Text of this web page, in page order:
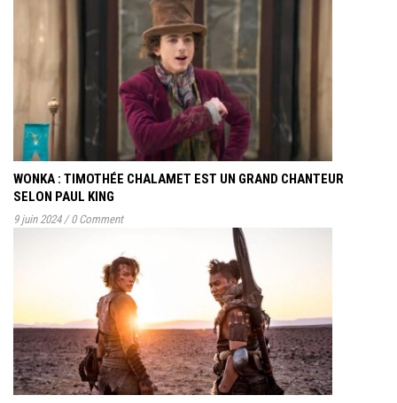
WONKA : TIMOTHÉE CHALAMET EST UN GRAND CHANTEUR
SELON PAUL KING
9 juin 2024 / 0 Comment